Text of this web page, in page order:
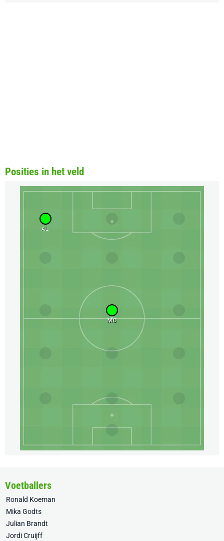
Posities in het veld
AL
MC
Voetballers
Ronald Koeman
Mika Godts
Julian Brandt
Jordi Cruijff